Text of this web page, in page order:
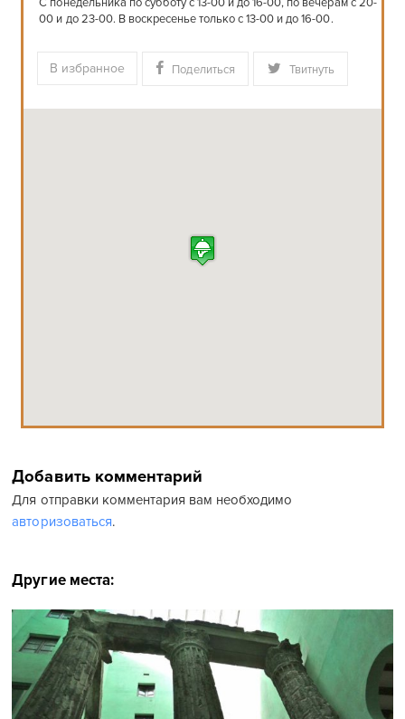
С понедельника по субботу с 13-00 и до 16-00, по вечерам с 20-
00 и до 23-00. В воскресенье только с 13-00 и до 16-00.
В избранное Поделиться Твитнуть
Добавить комментарий
Для отправки комментария вам необходимо
авторизоваться.
Другие места: